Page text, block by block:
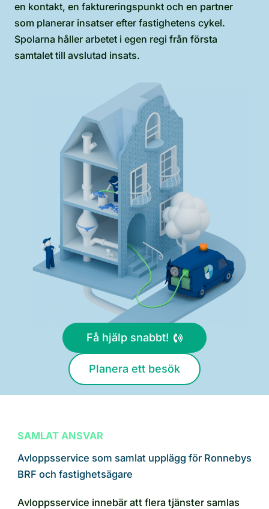
en kontakt, en faktureringspunkt och en partner
som planerar insatser efter fastighetens cykel.
Spolarna håller arbetet i egen regi från första
samtalet till avslutad insats.
Få hjälp snabbt!
Planera ett besök
SAMLAT ANSVAR
Avloppsservice som samlat upplägg för Ronnebys
BRF och fastighetsägare
Avloppsservice innebär att flera tjänster samlas